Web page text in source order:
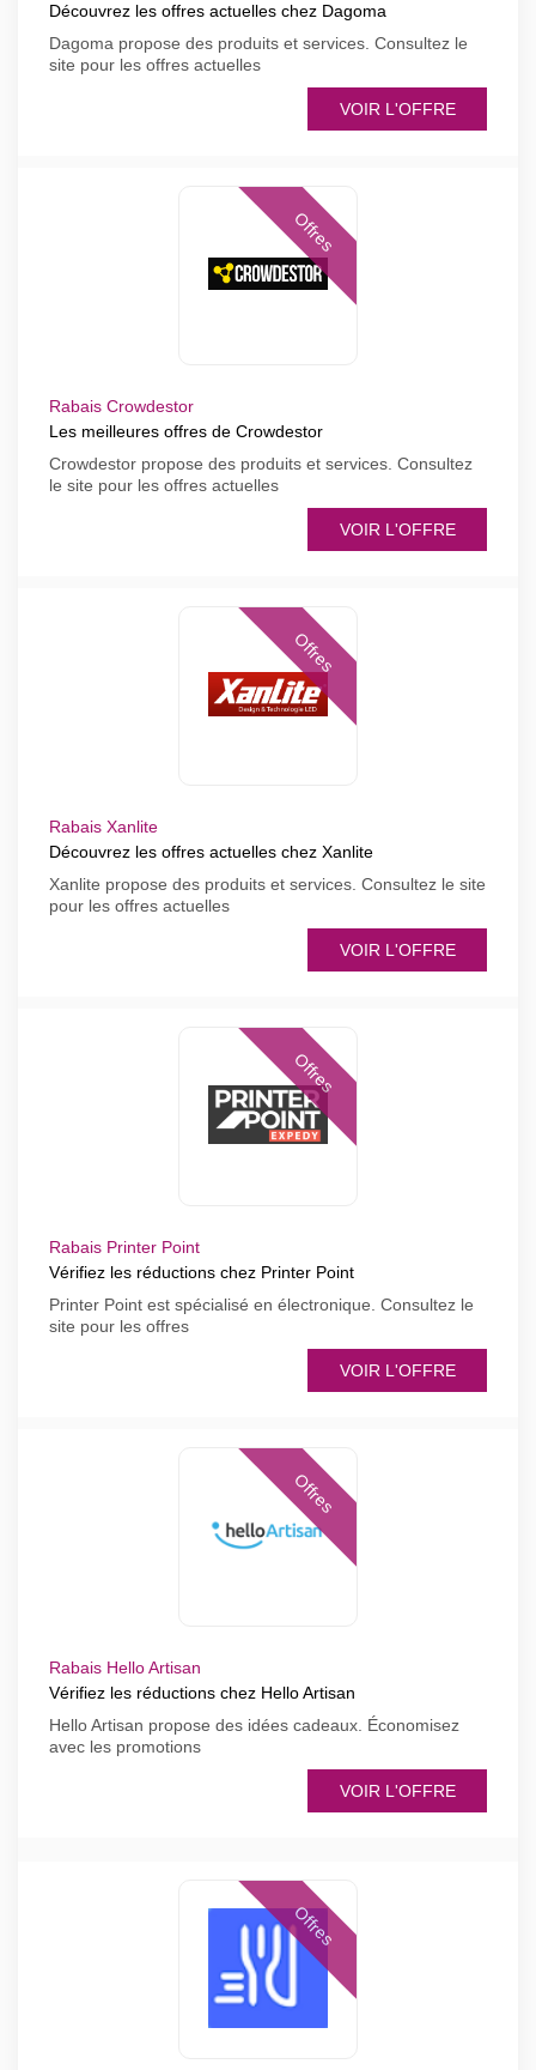
Découvrez les offres actuelles chez Dagoma
Dagoma propose des produits et services. Consultez le
site pour les offres actuelles
VOIR L'OFFRE
Offres
Rabais Crowdestor
Les meilleures offres de Crowdestor
Crowdestor propose des produits et services. Consultez
le site pour les offres actuelles
VOIR L'OFFRE
Offres
Rabais Xanlite
Découvrez les offres actuelles chez Xanlite
Xanlite propose des produits et services. Consultez le site
pour les offres actuelles
VOIR L'OFFRE
Offres
Rabais Printer Point
Vérifiez les réductions chez Printer Point
Printer Point est spécialisé en électronique. Consultez le
site pour les offres
VOIR L'OFFRE
Offres
Rabais Hello Artisan
Vérifiez les réductions chez Hello Artisan
Hello Artisan propose des idées cadeaux. Économisez
avec les promotions
VOIR L'OFFRE
Offres